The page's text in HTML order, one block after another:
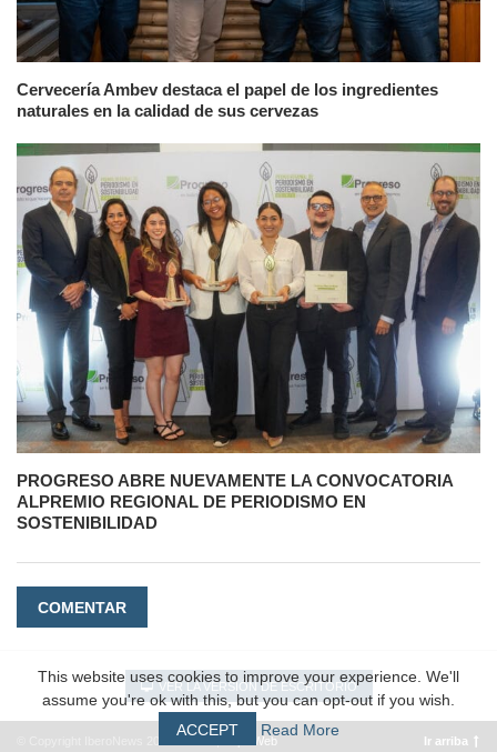
Cervecería Ambev destaca el papel de los ingredientes
naturales en la calidad de sus cervezas
PROGRESO ABRE NUEVAMENTE LA CONVOCATORIA
ALPREMIO REGIONAL DE PERIODISMO EN
SOSTENIBILIDAD
COMENTAR
VER LA VERSIÓN DE ESCRITORIO
#EpicWeb Ir arriba
This website uses cookies to improve your experience. We'll
assume you're ok with this, but you can opt-out if you wish.
ACCEPT
Read More